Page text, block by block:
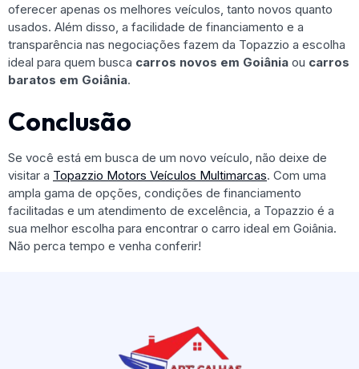
oferecer apenas os melhores veículos, tanto novos quanto
usados. Além disso, a facilidade de financiamento e a
transparência nas negociações fazem da Topazzio a escolha
ideal para quem busca carros novos em Goiânia ou carros
baratos em Goiânia.
Conclusão
Se você está em busca de um novo veículo, não deixe de
visitar a Topazzio Motors Veículos Multimarcas. Com uma
ampla gama de opções, condições de financiamento
facilitadas e um atendimento de excelência, a Topazzio é a
sua melhor escolha para encontrar o carro ideal em Goiânia.
Não perca tempo e venha conferir!